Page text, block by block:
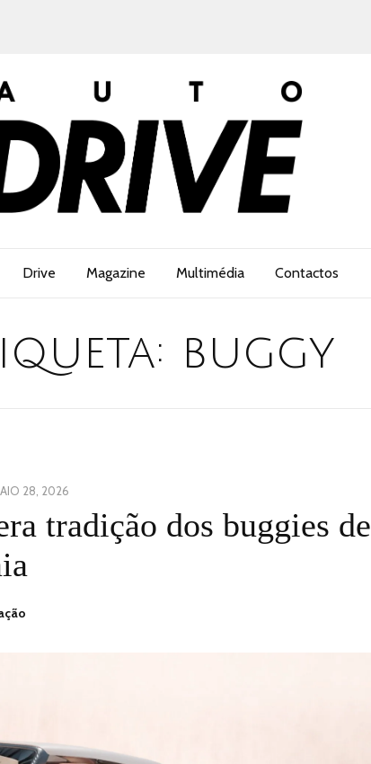
Drive Magazine Multimédia Contactos
buggy
28, 2026
2026
tradição dos buggies de